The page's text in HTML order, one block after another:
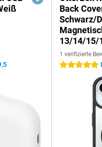
Back
Schwarz/
13/14/15/
1 verifizierte
5 Sterne